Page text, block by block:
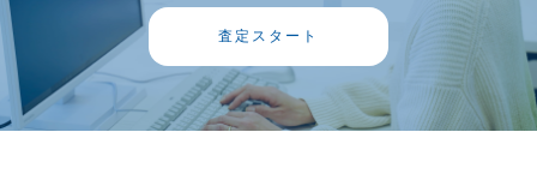
査定スタート